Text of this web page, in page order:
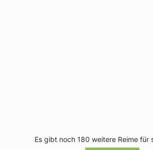
Es gibt noch 180 weitere Reime für